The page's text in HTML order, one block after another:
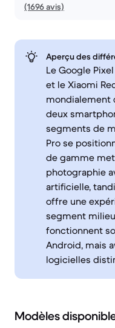
(1696 avis)
Aperçu des
Le Google
et le Xiaomi
mondialement
deux
segments de
Pro se
de gamme
photographie
artificielle,
offre une
segment
fonctionnent
Android, mais
logicielles
Modèles